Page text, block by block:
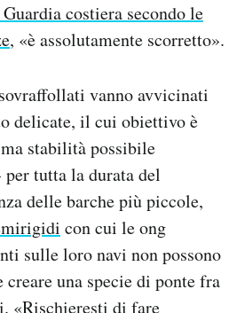
costiera secondo le
, «è assolutamente scorretto».
vanno avvicinati
delicate, il cui obiettivo è
stabilità possibile
tutta la durata del
delle barche più piccole,
con cui le ong
sulle loro navi non possono
una specie di ponte fra
«Rischieresti di fare